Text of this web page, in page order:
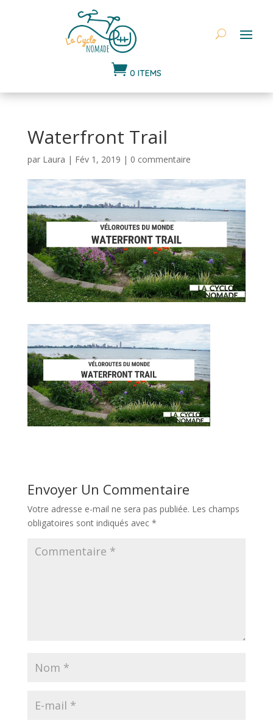
 0 ITEMS
Waterfront Trail
par Laura | Fév 1, 2019 | 0 commentaire
Envoyer Un Commentaire
Votre adresse e-mail ne sera pas publiée. Les champs
obligatoires sont indiqués avec *